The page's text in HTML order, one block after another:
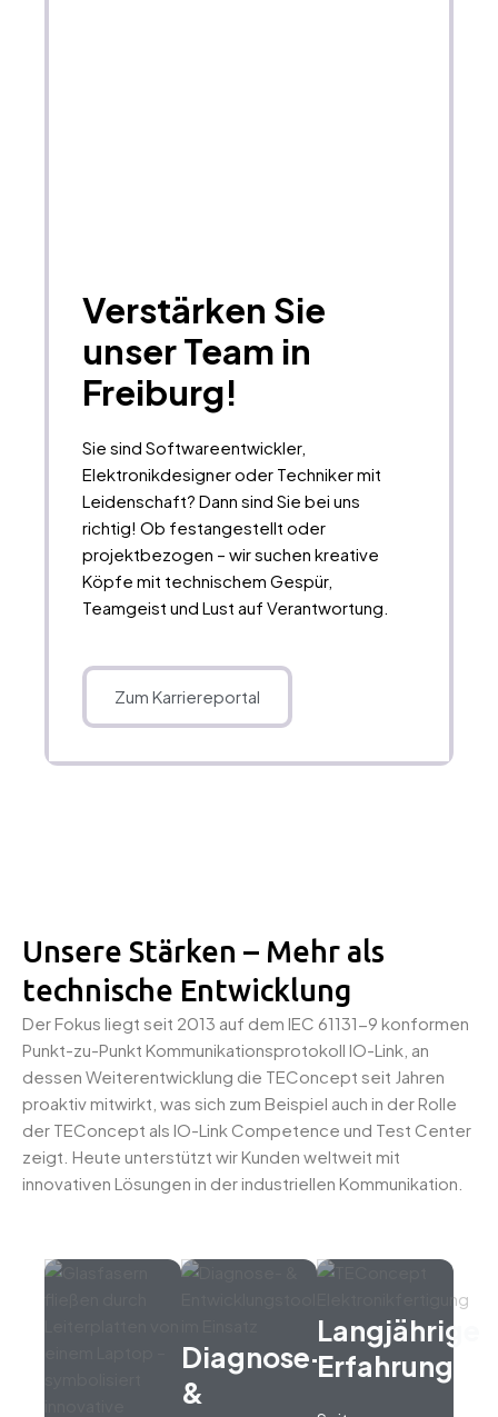
Verstärken Sie
unser Team in
Freiburg!
Sie sind Softwareentwickler,
Elektronikdesigner oder Techniker mit
Leidenschaft? Dann sind Sie bei uns
richtig! Ob festangestellt oder
projektbezogen – wir suchen kreative
Köpfe mit technischem Gespür,
Teamgeist und Lust auf Verantwortung.
Zum Karriereportal
Unsere Stärken – Mehr als
technische Entwicklung
Der Fokus liegt seit 2013 auf dem IEC 61131-9 konformen
Punkt-zu-Punkt Kommunikationsprotokoll IO-Link, an
dessen Weiterentwicklung die TEConcept seit Jahren
proaktiv mitwirkt, was sich zum Beispiel auch in der Rolle
der TEConcept als IO-Link Competence und Test Center
zeigt. Heute unterstützt wir Kunden weltweit mit
innovativen Lösungen in der industriellen Kommunikation.
Diagnose-
&
Langjährige
Erfahrung